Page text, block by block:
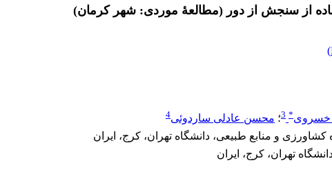
از سنجش از دور (مطالعۀ موردی: شهر کرمان)
)
*
3؛ محسن عادلی ساردوئی4
و منابع طبیعی، دانشگاه تهران، کرج، ایران
تهران، کرج، ایران